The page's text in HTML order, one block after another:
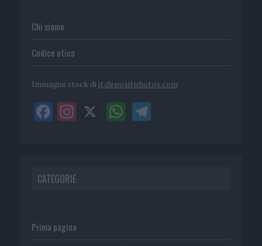
Chi siamo
Codice etico
Immagini stock di it.depositphotos.com
CATEGORIE
Prima pagina